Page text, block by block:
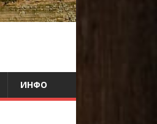
ИНФО